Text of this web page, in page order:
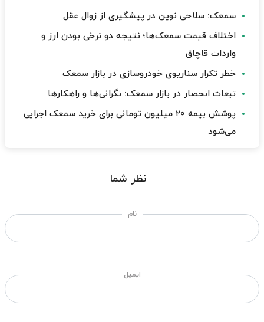
سمعک: سلاحی نوین در پیشگیری از زوال عقل
اختلاف قیمت سمعک‌ها؛ نتیجه دو نرخی بودن ارز و
واردات قاچاق
خطر تکرار سناریوی خودروسازی در بازار سمعک
تبعات انحصار در بازار سمعک: نگرانی‌ها و راهکارها
پوشش بیمه ۲۰ میلیون تومانی برای خرید سمعک اجرایی
می‌شود
نظر شما
نام
ایمیل